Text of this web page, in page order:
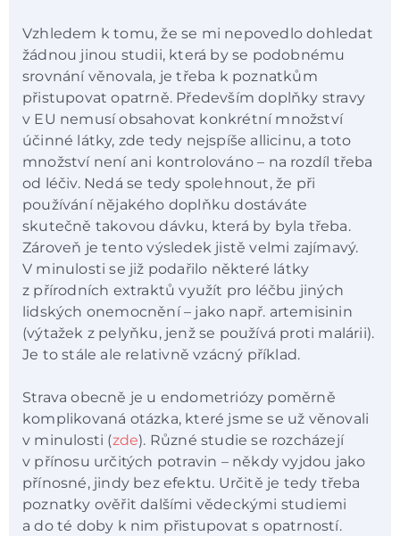
Vzhledem k tomu, že se mi nepovedlo dohledat
žádnou jinou studii, která by se podobnému
srovnání věnovala, je třeba k poznatkům
přistupovat opatrně. Především doplňky stravy
v EU nemusí obsahovat konkrétní množství
účinné látky, zde tedy nejspíše allicinu, a toto
množství není ani kontrolováno – na rozdíl třeba
od léčiv. Nedá se tedy spolehnout, že při
používání nějakého doplňku dostáváte
skutečně takovou dávku, která by byla třeba.
Zároveň je tento výsledek jistě velmi zajímavý.
V minulosti se již podařilo některé látky
z přírodních extraktů využít pro léčbu jiných
lidských onemocnění – jako např. artemisinin
(výtažek z pelyňku, jenž se používá proti malárii).
Je to stále ale relativně vzácný příklad.
Strava obecně je u endometriózy poměrně
komplikovaná otázka, které jsme se už věnovali
v minulosti (zde). Různé studie se rozcházejí
v přínosu určitých potravin – někdy vyjdou jako
přínosné, jindy bez efektu. Určitě je tedy třeba
poznatky ověřit dalšími vědeckými studiemi
a do té doby k nim přistupovat s opatrností.